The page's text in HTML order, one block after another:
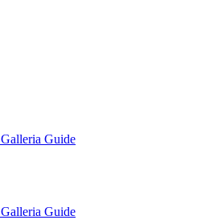
Galleria Guide
Galleria Guide